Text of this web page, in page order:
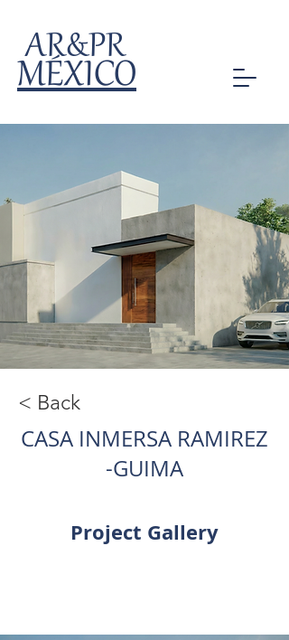
MÉXICO
AR&PR
< Back
CASA INMERSA RAMIREZ
-GUIMA
Project Gallery